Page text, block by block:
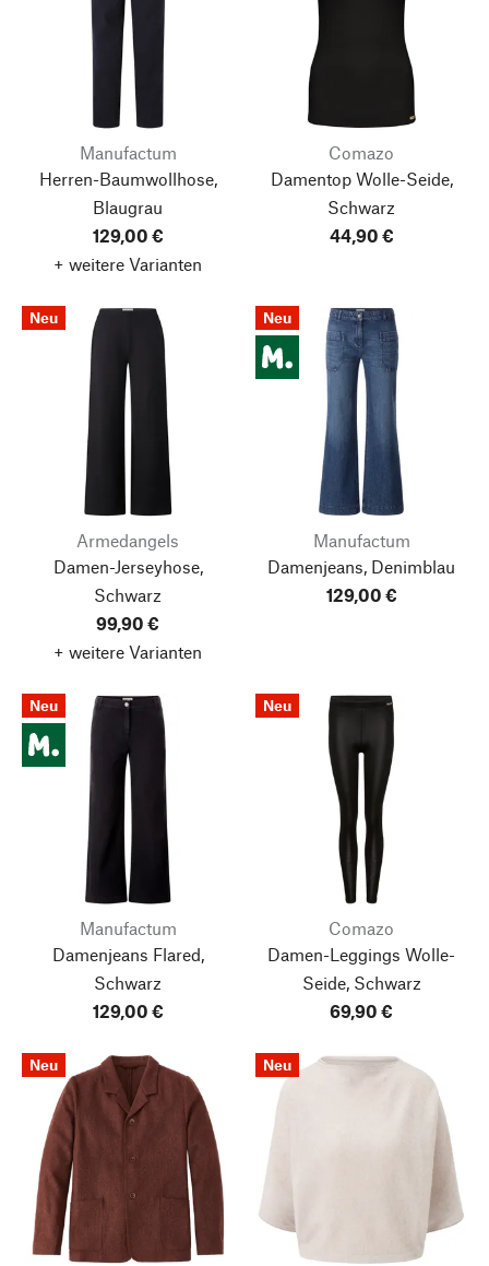
Manufactum
Herren-Baumwollhose,
Blaugrau
129,00 €
+ weitere Varianten
Comazo
Damentop Wolle-Seide,
Schwarz
44,90 €
Neu
Armedangels
Damen-Jerseyhose,
Schwarz
99,90 €
+ weitere Varianten
Neu
Manufactum
Damenjeans, Denimblau
129,00 €
Neu
Manufactum
Damenjeans Flared,
Schwarz
129,00 €
Neu
Comazo
Damen-Leggings Wolle-
Seide, Schwarz
69,90 €
Neu Neu